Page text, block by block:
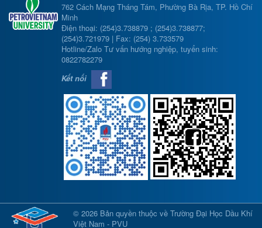
762 Cách Mạng Tháng Tám, Phường Bà Rịa, TP. Hồ Chí
Minh
Điện thoại: (254)3.738879 ; (254)3.738877;
(254)3.721979 | Fax: (254) 3.733579
Hotline/Zalo Tư vấn hướng nghiệp, tuyển sinh:
0822782279
Kết nối
© 2026 Bản quyền thuộc về Trường Đại Học Dầu Khí
Việt Nam - PVU